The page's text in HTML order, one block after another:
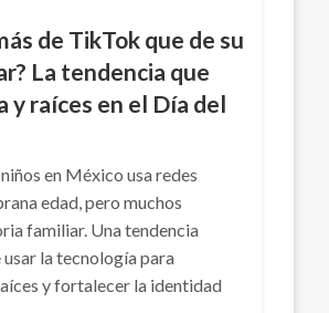
de TikTok que de su
La tendencia que
y raíces en el Día del
en México usa redes
edad, pero muchos
familiar. Una tendencia
la tecnología para
y fortalecer la identidad